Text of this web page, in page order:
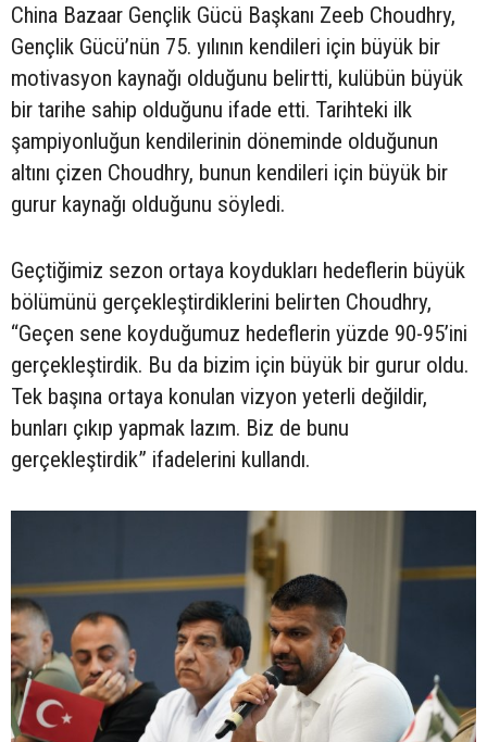
China Bazaar Gençlik Gücü Başkanı Zeeb Choudhry,
Gençlik Gücü’nün 75. yılının kendileri için büyük bir
motivasyon kaynağı olduğunu belirtti, kulübün büyük
bir tarihe sahip olduğunu ifade etti. Tarihteki ilk
şampiyonluğun kendilerinin döneminde olduğunun
altını çizen Choudhry, bunun kendileri için büyük bir
gurur kaynağı olduğunu söyledi.
Geçtiğimiz sezon ortaya koydukları hedeflerin büyük
bölümünü gerçekleştirdiklerini belirten Choudhry,
“Geçen sene koyduğumuz hedeflerin yüzde 90-95’ini
gerçekleştirdik. Bu da bizim için büyük bir gurur oldu.
Tek başına ortaya konulan vizyon yeterli değildir,
bunları çıkıp yapmak lazım. Biz de bunu
gerçekleştirdik” ifadelerini kullandı.